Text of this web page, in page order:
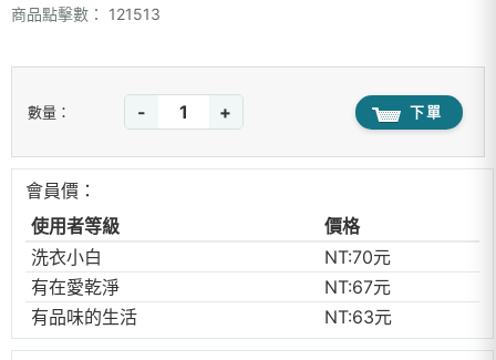
商品點擊數：
121513
數量： - + 下單
會員價：
使用者等級
價格
洗衣小白
NT:70元
有在愛乾淨
NT:67元
有品味的生活
NT:63元